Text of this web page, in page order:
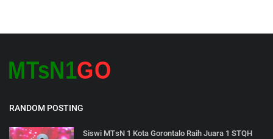
RANDOM POSTING
Siswi MTsN 1 Kota Gorontalo Raih Juara 1 STQH